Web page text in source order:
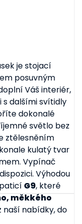
je stojací
posuvným
Váš interiér,
s dalšími svítidly
dokonalé
světlo bez
ztělesněním
kulatý tvar
Vypínač
Výhodou
G9, které
měkkého
naší nabídky, do